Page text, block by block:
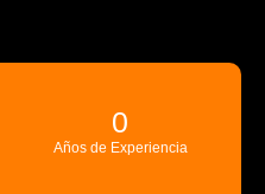
Años de Experiencia
0